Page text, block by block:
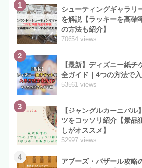
1
シューティングギャラリ
を解説【ラッキーを高確
の方法も紹介】
70654 views
2
【最新】ディズニー紙チ
全ガイド｜4つの方法で
53561 views
3
【ジャングルカーニバル
ツをコッソリ紹介【景品
しがオススメ】
52997 views
4
アブーズ・バザール攻略